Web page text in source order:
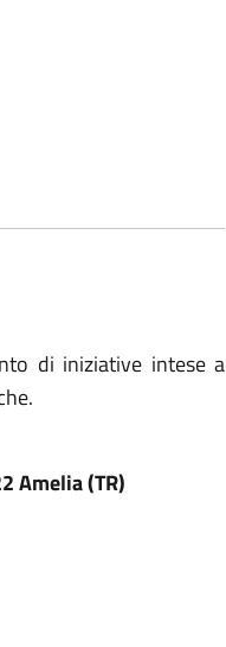
di iniziative intese a
Amelia (TR)